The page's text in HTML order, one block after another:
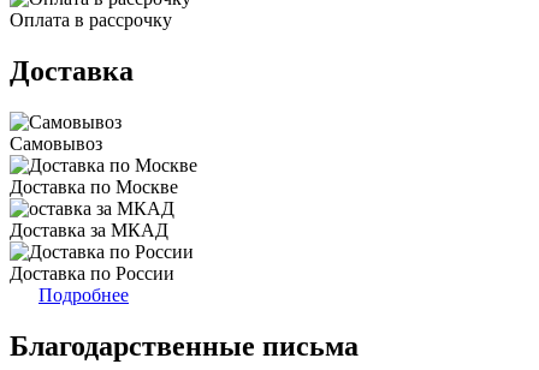
Оплата в рассрочку
Доставка
Самовывоз
Доставка по Москве
Доставка за МКАД
Доставка по России
Подробнее
Благодарственные письма